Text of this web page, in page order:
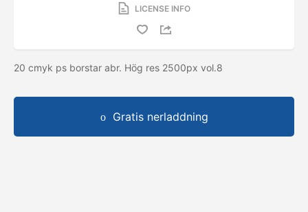
LICENSE INFO
20 cmyk ps borstar abr. Hög res 2500px vol.8
Gratis nerladdning